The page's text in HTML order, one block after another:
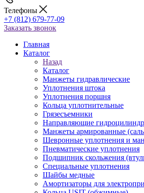
Телефоны
+7 (812) 679-77-09
Заказать звонок
Главная
Каталог
Назад
Каталог
Манжеты гидравлические
Уплотнения штока
Уплотнения поршня
Кольца уплотнительные
Грязесъемники
Направляющие
Манжеты армированные
Шевронные уплотнения и
Пневматические уплотнения
Подшипник скольжения
Специальные уплотнения
Шайбы медные
Амортизаторы для